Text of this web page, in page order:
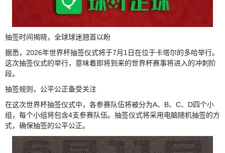
抽签时间揭晓，全球球迷翘首以盼
据悉，2026年世界杯抽签仪式将于7月1日在位于卡塔尔的多哈举行。
这次抽签仪式的举行，意味着即将到来的世界杯赛事将进入的冲刺阶
段。
抽签规则，公平公正备受关注
在这次世界杯抽签仪式中，各参赛队伍将被分为A、B、C、D四个小
组，每个小组将包含4支参赛队伍。抽签仪式将采用电脑随机抽签的方
式，确保抽签的公平公正。